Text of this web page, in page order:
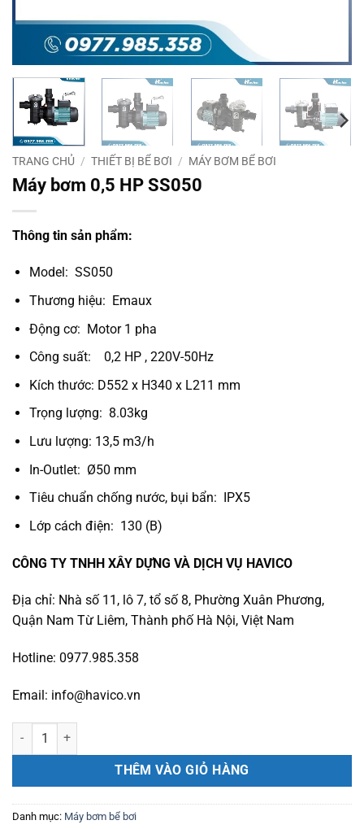
TRANG CHỦ / THIẾT BỊ BỂ BƠI / MÁY BƠM BỂ BƠI
Máy bơm 0,5 HP SS050
Thông tin sản phẩm:
Model: SS050
Thương hiệu: Emaux
Động cơ: Motor 1 pha
Công suất: 0,2 HP , 220V-50Hz
Kích thước: D552 x H340 x L211 mm
Trọng lượng: 8.03kg
Lưu lượng: 13,5 m3/h
In-Outlet: Ø50 mm
Tiêu chuẩn chống nước, bụi bẩn: IPX5
Lớp cách điện: 130 (B)
CÔNG TY TNHH XÂY DỰNG VÀ DỊCH VỤ HAVICO
Địa chỉ: Nhà số 11, lô 7, tổ số 8, Phường Xuân Phương,
Quận Nam Từ Liêm, Thành phố Hà Nội, Việt Nam
Hotline: 0977.985.358
Email: info@havico.vn
Máy bơm 0,5 HP SS050 số lượng
THÊM VÀO GIỎ HÀNG
Danh mục: Máy bơm bể bơi